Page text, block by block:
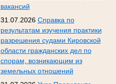
вакансий
31.07.2026 Справка по
результатам изучения практики
разрешения судами Кировской
области гражданских дел по
спорам, возникающим из
земельных отношений